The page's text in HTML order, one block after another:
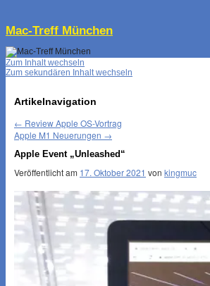
Mac-Treff München
Zum Inhalt wechseln
Zum sekundären Inhalt wechseln
Artikelnavigation
← Review Apple OS-Vortrag
Apple M1 Neuerungen →
Apple Event „Unleashed“
Veröffentlicht am 17. Oktober 2021 von kingmuc